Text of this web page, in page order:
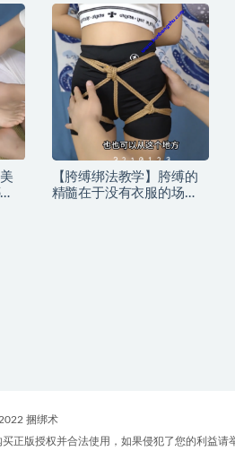
【胯缚绑法教学】胯缚的
精髓在于没有衣服的场
捆绑术
正版授权并合法使用，如果侵犯了您的利益请